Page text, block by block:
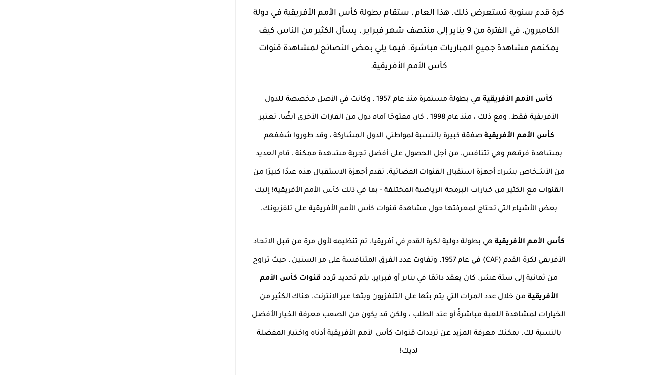
كرة قدم سنوية تستعرض ذلك. هذا العام ، ستقام بطولة كأس الأمم الأفريقية في دولة
الكاميرون، في الفترة من 9 يناير إلى منتصف شهر فبراير ، يسأل الكثير من الناس كيف
يمكنهم مشاهدة جميع المباريات مباشرة. فيما يلي بعض النصائح لمشاهدة قنوات
كأس الأمم الأفريقية.
كأس الأمم الأفريقية هي بطولة مستمرة منذ عام 1957 ، وكانت في الأصل مخصصة للدول
الأفريقية فقط. ومع ذلك ، منذ عام 1998 ، كان مفتوحًا أمام دول من القارات الأخرى أيضًا. تعتبر
كأس الأمم الأفريقية صفقة كبيرة بالنسبة لمواطني الدول المشاركة ، وقد طوروا شغفهم
بمشاهدة فرقهم وهي تتنافس. من أجل الحصول على أفضل تجربة مشاهدة ممكنة ، قام العديد
من الأشخاص بشراء أجهزة استقبال القنوات الفضائية. تقدم أجهزة الاستقبال هذه عددًا كبيرًا من
القنوات مع الكثير من خيارات البرمجة الرياضية المختلفة - بما في ذلك كأس الأمم الأفريقية! إليك
بعض الأشياء التي تحتاج لمعرفتها حول مشاهدة قنوات كأس الأمم الأفريقية على تلفزيونك.
كأس الأمم الأفريقية هي بطولة دولية لكرة القدم في أفريقيا. تم تنظيمه لأول مرة من قبل الاتحاد
الأفريقي لكرة القدم (CAF) في عام 1957. وتفاوت عدد الفرق المتنافسة على مر السنين ، حيث تراوح
من ثمانية إلى ستة عشر. كان يعقد دائمًا في يناير أو فبراير. يتم تحديد تردد قنوات كأس الأمم
الأفريقية من خلال عدد المرات التي يتم بثها على التلفزيون وبثها عبر الإنترنت. هناك الكثير من
الخيارات لمشاهدة اللعبة مباشرةً أو عند الطلب ، ولكن قد يكون من الصعب معرفة الخيار الأفضل
بالنسبة لك. يمكنك معرفة المزيد عن ترددات قنوات كأس الأمم الأفريقية أدناه واختيار المفضلة
لديك!